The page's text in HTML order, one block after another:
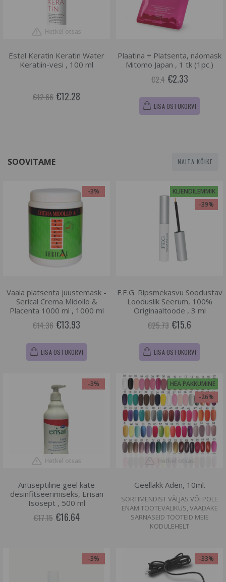
Hetkel otsas
Estel Keratin Keratin Water
Keratiin-vesi , 100 ml
€12.66 €12.28
Plaatina + Platsenta, näomask
Mitomo Japan , 1 tk (1pc.)
€2.4 €2.33
LISA OSTUKORVI
SOOVITAME NAITA KÕIKE
-3%
Vaala platsenta juustemask -
Serical Crema Midollo &
Placenta 1000 ml , 1000 ml
€14.36 €13.93
LISA OSTUKORVI
KLIENDILEMMIK
-39%
F.E.G. Ripsmekasvu Soodustav
Looduslik Seerum, 100%
Originaaltoode , 3 ml
€25.73 €15.6
LISA OSTUKORVI
-3%
Hetkel otsas
Antiseptiline geel käte
desinfitseerimiseks, Erisan
Isosept , 500 ml
€17.15 €16.64
HEA PAKKUMINE
-26%
Hetkel otsas
Geellakk Aden, 10ml.
SORTIMENDIST VÄLJAS VÕI POLE
ENAM TOOTEVALIKUS, VAADAKE
SARNASEID TOOTEID MEIE
KODULEHELT
-3% -33%